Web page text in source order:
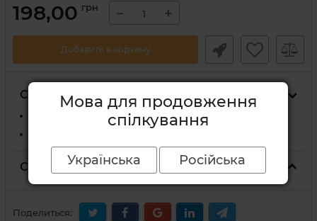
198,00 грн − +
Добавить в корзину
Способы доставки
На отделение Новой Почты
Способы оплаты
Поделиться:
Мова для продовження
спілкування
Українська Російська